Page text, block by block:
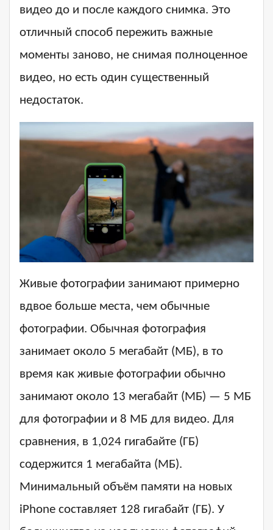
видео до и после каждого снимка. Это
отличный способ пережить важные
моменты заново, не снимая полноценное
видео, но есть один существенный
недостаток.
Живые фотографии занимают примерно
вдвое больше места, чем обычные
фотографии. Обычная фотография
занимает около 5 мегабайт (МБ), в то
время как живые фотографии обычно
занимают около 13 мегабайт (МБ) — 5 МБ
для фотографии и 8 МБ для видео. Для
сравнения, в 1,024 гигабайте (ГБ)
содержится 1 мегабайта (МБ).
Минимальный объём памяти на новых
iPhone составляет 128 гигабайт (ГБ). У